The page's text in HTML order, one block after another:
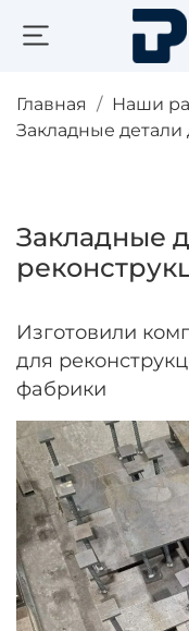
Главная
Наши
Закладные
Закладные
Изготовили
для
фабрики